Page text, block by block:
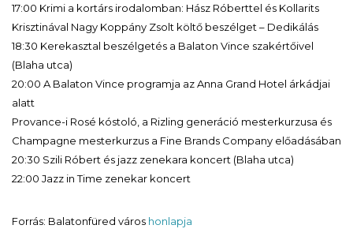
17:00 Krimi a kortárs irodalomban: Hász Róberttel és Kollarits
Krisztinával Nagy Koppány Zsolt költő beszélget – Dedikálás
18:30 Kerekasztal beszélgetés a Balaton Vince szakértőivel
(Blaha utca)
20:00 A Balaton Vince programja az Anna Grand Hotel árkádjai
alatt
Provance-i Rosé kóstoló, a Rizling generáció mesterkurzusa és
Champagne mesterkurzus a Fine Brands Company előadásában
20:30 Szili Róbert és jazz zenekara koncert (Blaha utca)
22:00 Jazz in Time zenekar koncert
Forrás: Balatonfüred város honlapja